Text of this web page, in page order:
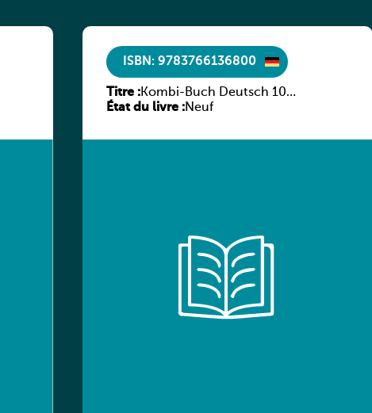
ISBN: 9783766136800
Titre :Kombi-Buch Deutsch 10
Arbeitsheft
État du livre :Neuf